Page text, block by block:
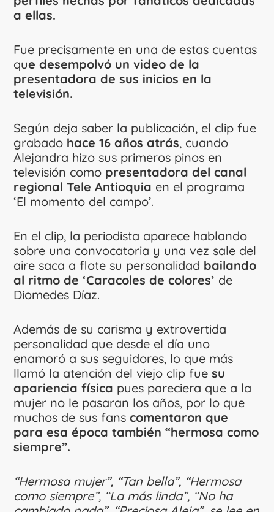
a ellas.
Fue precisamente en una de estas cuentas
que desempolvó un video de la
presentadora de sus inicios en la
televisión.
Según deja saber la publicación, el clip fue
grabado hace 16 años atrás, cuando
Alejandra hizo sus primeros pinos en
televisión como presentadora del canal
regional Tele Antioquia en el programa
‘El momento del campo’.
En el clip, la periodista aparece hablando
sobre una convocatoria y una vez sale del
aire saca a flote su personalidad bailando
al ritmo de ‘Caracoles de colores’ de
Diomedes Díaz.
Además de su carisma y extrovertida
personalidad que desde el día uno
enamoró a sus seguidores, lo que más
llamó la atención del viejo clip fue su
apariencia física pues pareciera que a la
mujer no le pasaran los años, por lo que
muchos de sus fanscomentaron que
para esa época también “hermosa como
siempre”.
“Hermosa mujer”, “Tan bella”, “Hermosa
como siempre”, “La más linda”, “No ha